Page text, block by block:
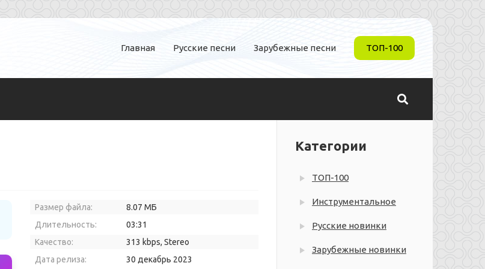
Главная Русские песни Зарубежные песни ТОП-100
Размер файла:
8.07 МБ
Длительность:
03:31
Качество:
313 kbps, Stereo
Дата релиза:
30 декабрь 2023
Категории
ТОП-100
Инструментальное
Русские новинки
Зарубежные новинки